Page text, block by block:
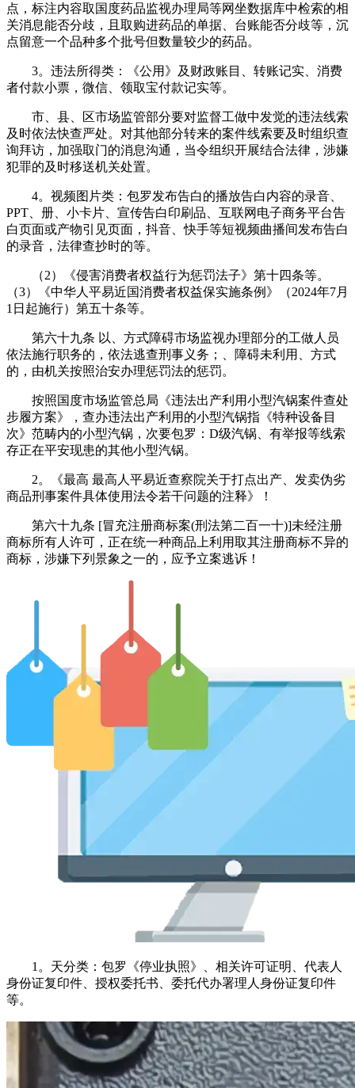
点，标注内容取国度药品监视办理局等网坐数据库中检索的相
关消息能否分歧，且取购进药品的单据、台账能否分歧等，沉
点留意一个品种多个批号但数量较少的药品。
3。违法所得类：《公用》及财政账目、转账记实、消费
者付款小票，微信、领取宝付款记实等。
市、县、区市场监管部分要对监督工做中发觉的违法线索
及时依法快查严处。对其他部分转来的案件线索要及时组织查
询拜访，加强取门的消息沟通，当令组织开展结合法律，涉嫌
犯罪的及时移送机关处置。
4。视频图片类：包罗发布告白的播放告白内容的录音、
PPT、册、小卡片、宣传告白印刷品、互联网电子商务平台告
白页面或产物引见页面，抖音、快手等短视频曲播间发布告白
的录音，法律查抄时的等。
（2）《侵害消费者权益行为惩罚法子》第十四条等。
（3）《中华人平易近国消费者权益保实施条例》（2024年7月
1日起施行）第五十条等。
第六十九条 以、方式障碍市场监视办理部分的工做人员
依法施行职务的，依法逃查刑事义务；、障碍未利用、方式
的，由机关按照治安办理惩罚法的惩罚。
按照国度市场监管总局《违法出产利用小型汽锅案件查处
步履方案》，查办违法出产利用的小型汽锅指《特种设备目
次》范畴内的小型汽锅，次要包罗：D级汽锅、有举报等线索
存正在平安现患的其他小型汽锅。
2。《最高 最高人平易近查察院关于打点出产、发卖伪劣
商品刑事案件具体使用法令若干问题的注释》！
第六十九条 [冒充注册商标案(刑法第二百一十)]未经注册
商标所有人许可，正在统一种商品上利用取其注册商标不异的
商标，涉嫌下列景象之一的，应予立案逃诉！
1。天分类：包罗《停业执照》、相关许可证明、代表人
身份证复印件、授权委托书、委托代办署理人身份证复印件
等。